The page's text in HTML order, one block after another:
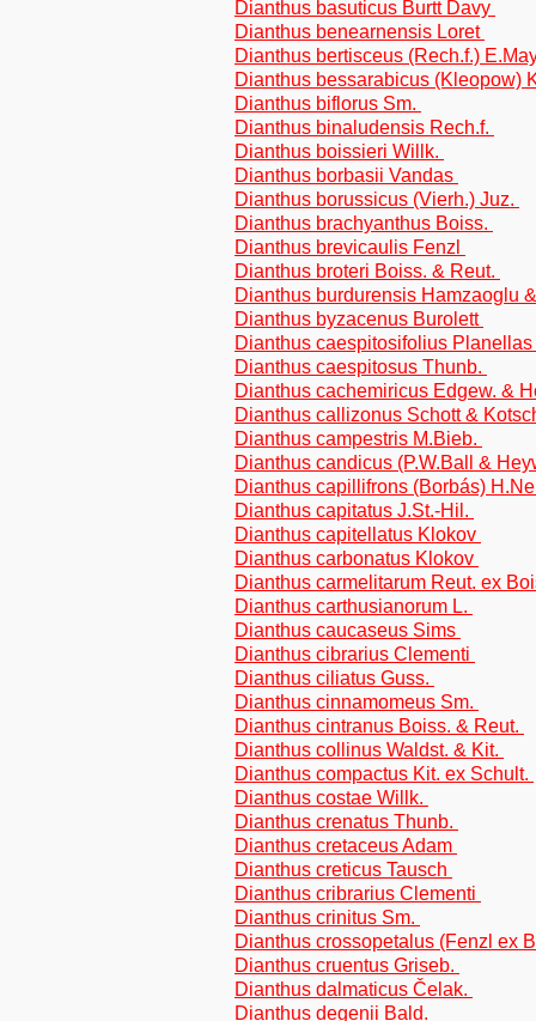
Dianthus basuticus Burtt Davy
Dianthus benearnensis Loret
Dianthus bertisceus (Rech.f.)
Dianthus bessarabicus (Kleopow)
Dianthus biflorus Sm.
Dianthus binaludensis Rech.f.
Dianthus boissieri Willk.
Dianthus borbasii Vandas
Dianthus borussicus (Vierh.) Juz.
Dianthus brachyanthus Boiss.
Dianthus brevicaulis Fenzl
Dianthus broteri Boiss. & Reut.
Dianthus burdurensis Hamzaoglu
Dianthus byzacenus Burolett
Dianthus caespitosifolius Planellas
Dianthus caespitosus Thunb.
Dianthus cachemiricus Edgew. &
Dianthus callizonus Schott &
Dianthus campestris M.Bieb.
Dianthus candicus (P.W.Ball &
Dianthus capillifrons (Borbás)
Dianthus capitatus J.St.-Hil.
Dianthus capitellatus Klokov
Dianthus carbonatus Klokov
Dianthus carmelitarum Reut. ex
Dianthus carthusianorum L.
Dianthus caucaseus Sims
Dianthus cibrarius Clementi
Dianthus ciliatus Guss.
Dianthus cinnamomeus Sm.
Dianthus cintranus Boiss. & Reut.
Dianthus collinus Waldst. & Kit.
Dianthus compactus Kit. ex Schult.
Dianthus costae Willk.
Dianthus crenatus Thunb.
Dianthus cretaceus Adam
Dianthus creticus Tausch
Dianthus cribrarius Clementi
Dianthus crinitus Sm.
Dianthus crossopetalus (Fenzl ex
Dianthus cruentus Griseb.
Dianthus dalmaticus Čelak.
Dianthus degenii Bald.